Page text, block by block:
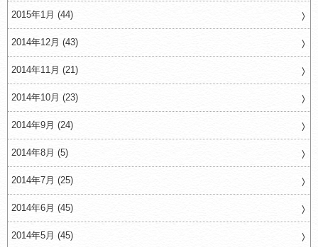
2015年1月 (44)
2014年12月 (43)
2014年11月 (21)
2014年10月 (23)
2014年9月 (24)
2014年8月 (5)
2014年7月 (25)
2014年6月 (45)
2014年5月 (45)